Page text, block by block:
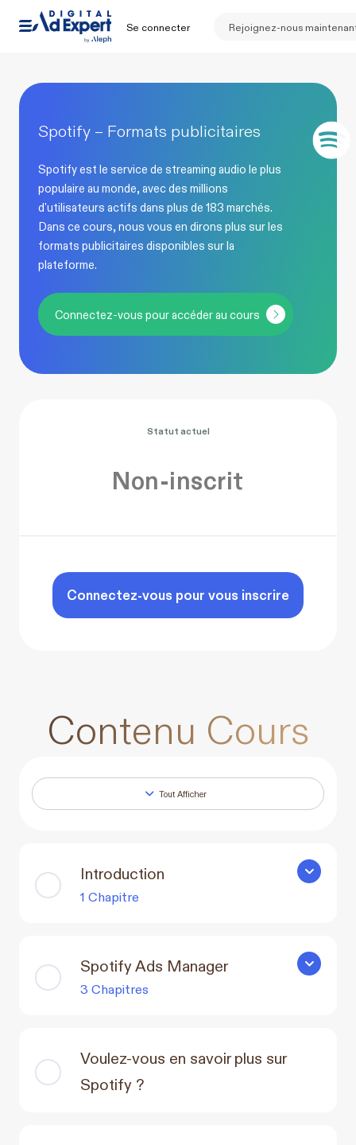
Se connecter Rejoignez-nous
Spotify – Formats publicitaires
Spotify est le service de streaming audio le plus
populaire au monde, avec des millions
d'utilisateurs actifs dans plus de 183 marchés.
Dans ce cours, nous vous en dirons plus sur les
formats publicitaires disponibles sur la
plateforme.
Connectez-vous pour accéder au cours
Statut actuel
Non-inscrit
Connectez-vous pour vous inscrire
Contenu Cours
Tout Afficher
Leçons
Introduction
1 Chapitre
Spotify Ads Manager
3 Chapitres
Spotify
Voulez-vous en savoir plus sur
Spotify ?